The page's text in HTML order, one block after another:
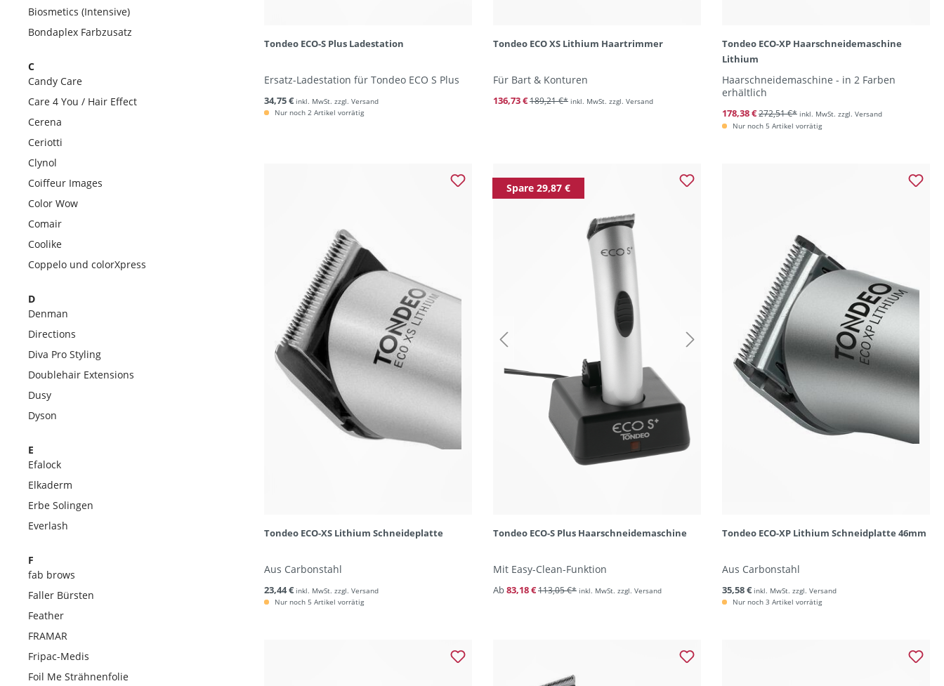
Biosmetics (Intensive)
Bondaplex Farbzusatz
C
Candy Care
Care 4 You / Hair Effect
Cerena
Ceriotti
Clynol
Coiffeur Images
Color Wow
Comair
Coolike
Coppelo und colorXpress
D
Denman
Directions
Diva Pro Styling
Doublehair Extensions
Dusy
Dyson
E
Efalock
Elkaderm
Erbe Solingen
Everlash
F
fab brows
Faller Bürsten
Feather
FRAMAR
Fripac-Medis
Foil Me Strähnenfolie
Tondeo ECO-S Plus Ladestation
Ersatz-Ladestation für Tondeo ECO S Plus
34,75 € inkl. MwSt. zzgl. Versand
Nur noch 2 Artikel vorrätig
Tondeo ECO XS Lithium Haartrimmer
Für Bart & Konturen
136,73 €189,21 €* inkl. MwSt. zzgl. Versand
Tondeo ECO-XP Haarschneidemaschine
Lithium
Haarschneidemaschine - in 2 Farben
erhältlich
178,38 €272,51 €* inkl. MwSt. zzgl. Versand
Nur noch 5 Artikel vorrätig
Tondeo ECO-XS Lithium Schneideplatte
Aus Carbonstahl
23,44 € inkl. MwSt. zzgl. Versand
Nur noch 5 Artikel vorrätig
Spare 29,87 €
Tondeo ECO-S Plus Haarschneidemaschine
Mit Easy-Clean-Funktion
Ab83,18 €113,05 €* inkl. MwSt. zzgl. Versand
Tondeo ECO-XP Lithium Schneidplatte 46mm
Aus Carbonstahl
35,58 € inkl. MwSt. zzgl. Versand
Nur noch 3 Artikel vorrätig